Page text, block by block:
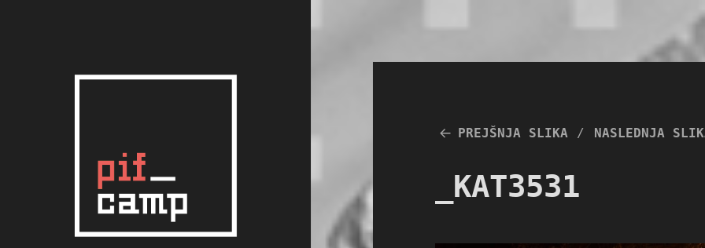
PIFcamp
Slovene Summer Hack
PREJŠNJA SLIKA NASLEDNJA
_KAT3531